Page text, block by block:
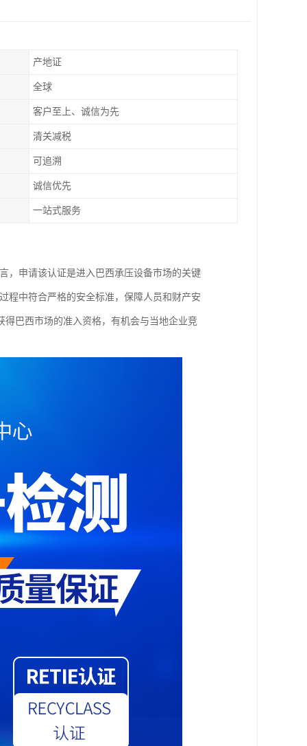
产地证
全球
客户至上、诚信为先
清关减税
可追溯
诚信优先
一站式服务
，申请该认证是进入巴西承压设备市场的关键
程中符合严格的安全标准，保障人员和财产安
巴西市场的准入资格，有机会与当地企业竞